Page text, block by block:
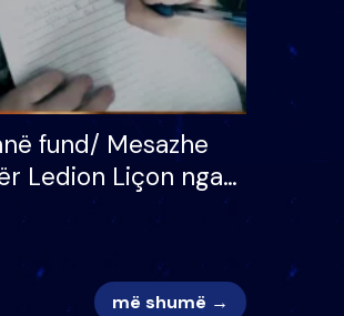
fund/ Mesazhe
Ledion Liçon nga
e tij, moderatori
më shumë →